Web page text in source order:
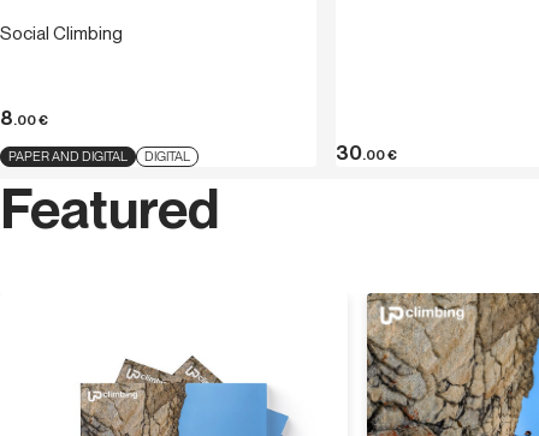
I partecipanti sono invitati a fornire un
Social Climbing
8.00€
PAPER AND DIGITAL DIGITAL 30.00€
Featured